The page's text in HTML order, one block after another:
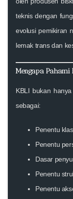
teknis dengan
evolusi pemikiran
lemak trans dan
Mengapa Pahami
KBLI bukan
sebagai:
Penentu
Penentu
Dasar
Penentu
Penentu